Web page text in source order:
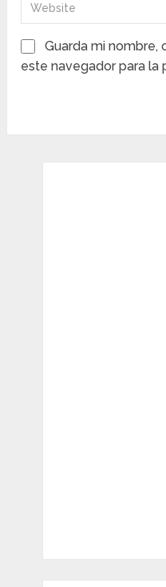
Guarda mi
este navegador para la